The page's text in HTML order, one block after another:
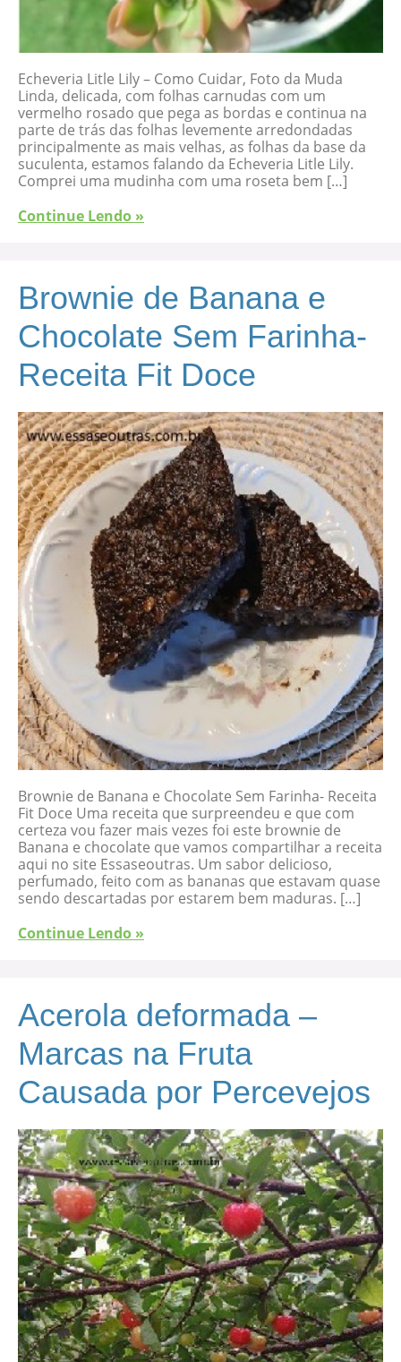
Echeveria Litle Lily – Como Cuidar, Foto da Muda
Linda, delicada, com folhas carnudas com um
vermelho rosado que pega as bordas e continua na
parte de trás das folhas levemente arredondadas
principalmente as mais velhas, as folhas da base da
suculenta, estamos falando da Echeveria Litle Lily.
Comprei uma mudinha com uma roseta bem […]
Continue Lendo »
Brownie de Banana e
Chocolate Sem Farinha-
Receita Fit Doce
Brownie de Banana e Chocolate Sem Farinha- Receita
Fit Doce Uma receita que surpreendeu e que com
certeza vou fazer mais vezes foi este brownie de
Banana e chocolate que vamos compartilhar a receita
aqui no site Essaseoutras. Um sabor delicioso,
perfumado, feito com as bananas que estavam quase
sendo descartadas por estarem bem maduras. […]
Continue Lendo »
Acerola deformada –
Marcas na Fruta
Causada por Percevejos